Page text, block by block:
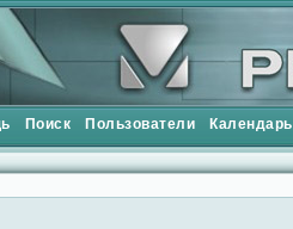
Поиск Пользователи Календарь